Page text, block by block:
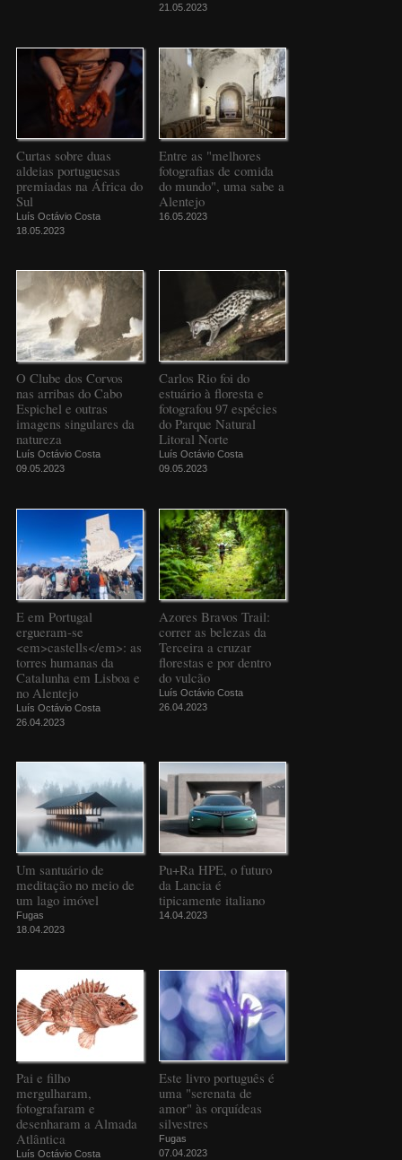
21.05.2023
Curtas sobre duas
aldeias portuguesas
premiadas na África do
Sul
Luís Octávio Costa
18.05.2023
Entre as "melhores
fotografias de comida
do mundo", uma sabe a
Alentejo
16.05.2023
O Clube dos Corvos
nas arribas do Cabo
Espichel e outras
imagens singulares da
natureza
Luís Octávio Costa
09.05.2023
Carlos Rio foi do
estuário à floresta e
fotografou 97 espécies
do Parque Natural
Litoral Norte
Luís Octávio Costa
09.05.2023
E em Portugal
ergueram-se
<em>castells</em>: as
torres humanas da
Catalunha em Lisboa e
no Alentejo
Luís Octávio Costa
26.04.2023
Azores Bravos Trail:
correr as belezas da
Terceira a cruzar
florestas e por dentro
do vulcão
Luís Octávio Costa
26.04.2023
Um santuário de
meditação no meio de
um lago imóvel
Fugas
18.04.2023
Pu+Ra HPE, o futuro
da Lancia é
tipicamente italiano
14.04.2023
Pai e filho
mergulharam,
fotografaram e
desenharam a Almada
Atlântica
Luís Octávio Costa
Este livro português é
uma "serenata de
amor" às orquídeas
silvestres
Fugas
07.04.2023